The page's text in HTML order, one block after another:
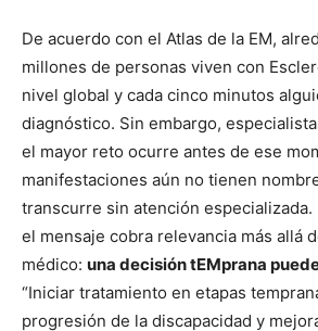
De acuerdo con el Atlas de la EM,
millones de personas viven con
nivel global y cada cinco minutos
diagnóstico. Sin embargo,
el mayor reto ocurre antes de ese
manifestaciones aún no tienen
transcurre sin atención
el mensaje cobra relevancia más allá
médico: una decisión tEMprana
“Iniciar tratamiento en etapas
progresión de la discapacidad y